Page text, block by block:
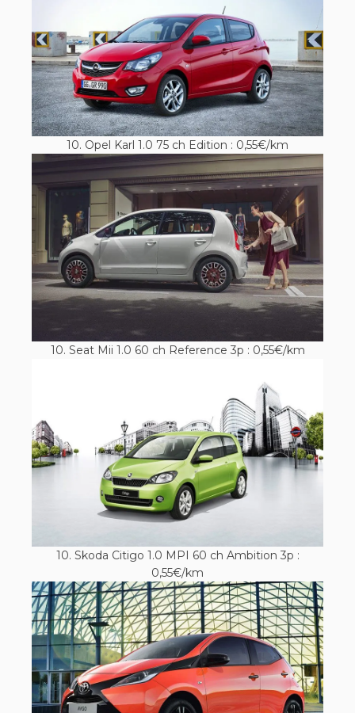
10. Opel Karl 1.0 75 ch Edition : 0,55€/km
10. Seat Mii 1.0 60 ch Reference 3p : 0,55€/km
10. Skoda Citigo 1.0 MPI 60 ch Ambition 3p :
0,55€/km